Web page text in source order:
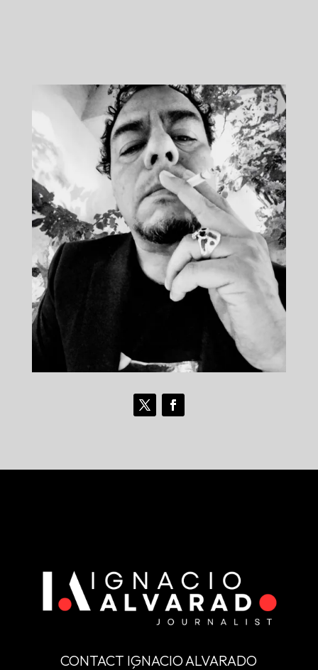
CONTACT IGNACIO ALVARADO